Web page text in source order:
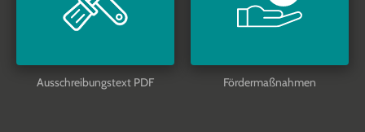
Ausschreibungstext PDF Fördermaßnahmen